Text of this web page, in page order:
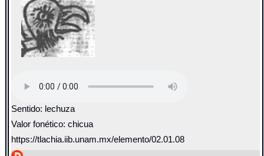
Sentido: lechuza
Valor fonético: chicua
https://tlachia.iib.unam.mx/elemento/02.01.08